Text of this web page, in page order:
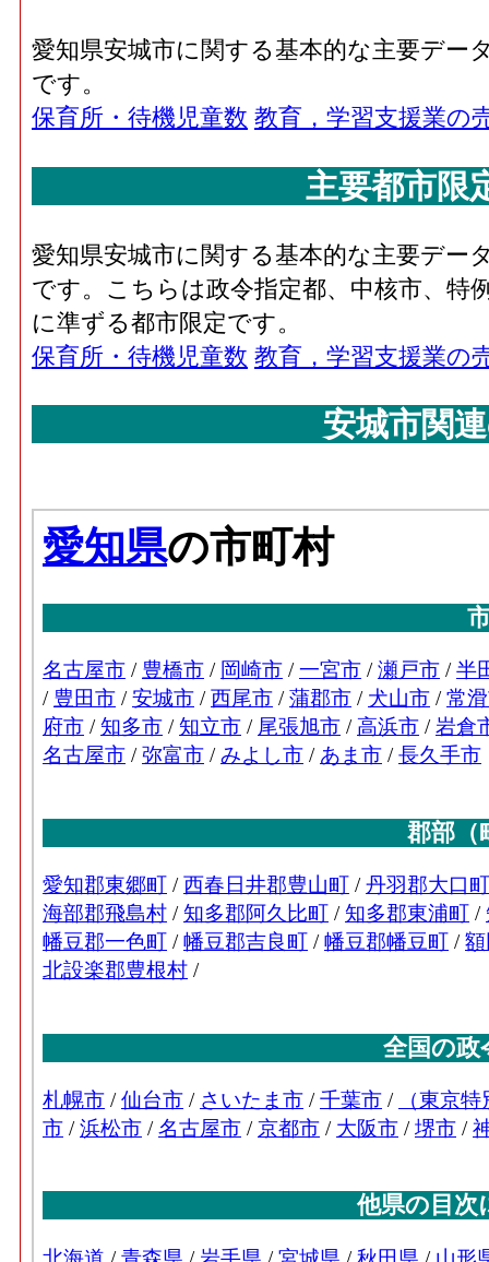
愛知県安城市に関する基本的な主要デ
です。
保育所・待機児童数 教育，学習支援業の
主要都市限
愛知県安城市に関する基本的な主要デ
です。こちらは政令指定都、中核市、特
に準ずる都市限定です。
保育所・待機児童数 教育，学習支援業の
安城市関